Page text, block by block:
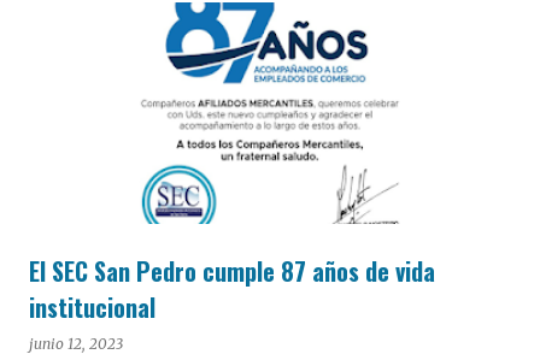
El SEC San Pedro cumple 87 años de vida
institucional
junio 12, 2023